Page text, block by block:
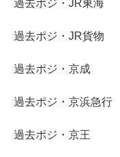
過去ポジ・JR東海
過去ポジ・JR貨物
過去ポジ・京成
過去ポジ・京浜急行
過去ポジ・京王